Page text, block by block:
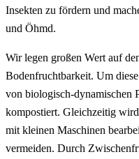
Insekten zu fördern und
und Öhmd.
Wir legen großen Wert auf
Bodenfruchtbarkeit. Um
von biologisch-dynamischen
kompostiert. Gleichzeitig
mit kleinen Maschinen
vermeiden. Durch